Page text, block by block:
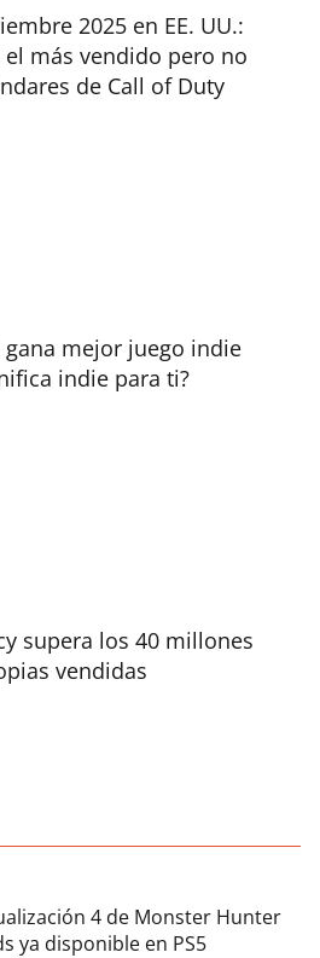
2025 en EE. UU.:
el más vendido pero no
de Call of Duty
gana mejor juego indie
indie para ti?
supera los 40 millones
vendidas
4 de Monster Hunter
ya disponible en PS5